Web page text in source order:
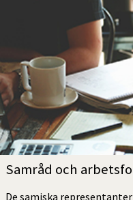
Samråd och
De samiska